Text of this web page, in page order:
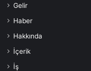
Gelir
Haber
Hakkında
İçerik
İş